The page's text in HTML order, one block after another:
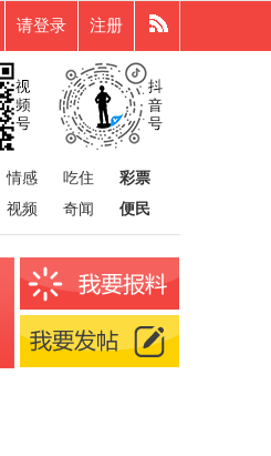
请登录 注册
情感 吃住
彩票
视频 奇闻 便民